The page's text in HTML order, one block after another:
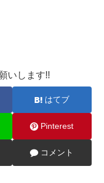
いします!!
はてブ
Pinterest
コメント